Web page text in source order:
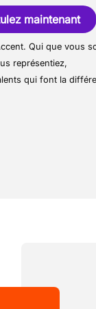
résoudre
se
bus et
de haute
maintenant
Qui que vous
représentiez,
qui font la